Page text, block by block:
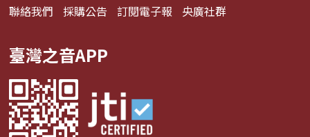
聯絡我們 採購公告 訂閱電子報 央廣社群
臺灣之音APP